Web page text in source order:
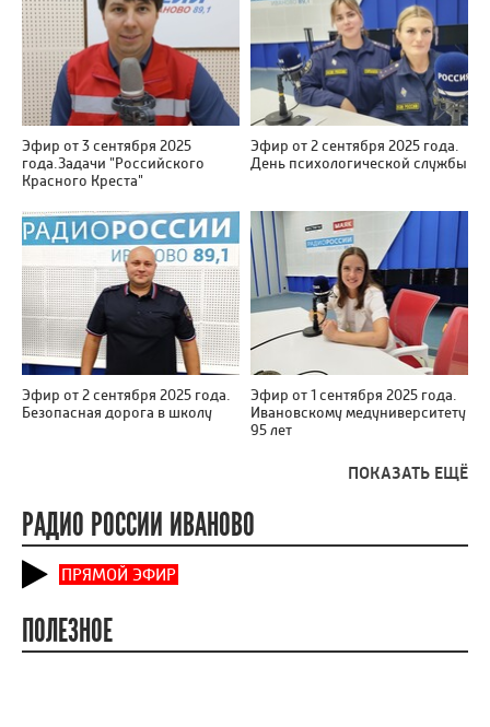
Эфир от 3 сентября 2025
года.Задачи "Российского
Красного Креста"
Эфир от 2 сентября 2025 года.
День психологической службы
Эфир от 2 сентября 2025 года.
Безопасная дорога в школу
Эфир от 1 сентября 2025 года.
Ивановскому медуниверситету
95 лет
ПОКАЗАТЬ ЕЩЁ
РАДИО РОССИИ ИВАНОВО
ПРЯМОЙ ЭФИР
ПОЛЕЗНОЕ